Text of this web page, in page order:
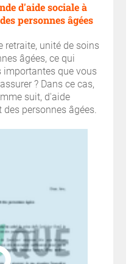
d'aide sociale à
personnes âgées
retraite, unité de soins
âgées, ce qui
importantes que vous
? Dans ce cas,
suit, d'aide
personnes âgées.